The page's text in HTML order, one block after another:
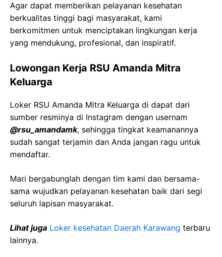
Agar dapat memberikan pelayanan kesehatan
berkualitas tinggi bagi masyarakat, kami
berkomitmen untuk menciptakan lingkungan kerja
yang mendukung, profesional, dan inspiratif.
Lowongan Kerja RSU Amanda Mitra
Keluarga
Loker RSU Amanda Mitra Keluarga di dapat dari
sumber resminya di Instagram dengan usernam
@rsu_amandamk, sehingga tingkat keamanannya
sudah sangat terjamin dan Anda jangan ragu untuk
mendaftar.
Mari bergabunglah dengan tim kami dan bersama-
sama wujudkan pelayanan kesehatan baik dari segi
seluruh lapisan masyarakat.
Lihat juga Loker kesehatan Daerah Karawang terbaru
lainnya.